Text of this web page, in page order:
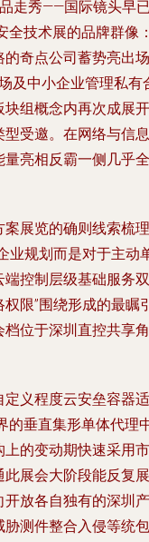
走秀——国际镜头早
全技术展的品牌群像
奇点公司蓄势亮出场
及中小企业管理私有
组概念内再次成展开
受邀。在网络与信息
亮相反霸一侧几乎全
展览的确则线索梳理
业规划而是对于主动
控制层级基础服务双
限”围绕形成的最瞩
位于深圳直控共享角
义程度云安垒容器适
的垂直集形单体代理
的变动期快速采用市
展会大阶段能反复展
放各自独有的深圳产
测件整合入侵等统包